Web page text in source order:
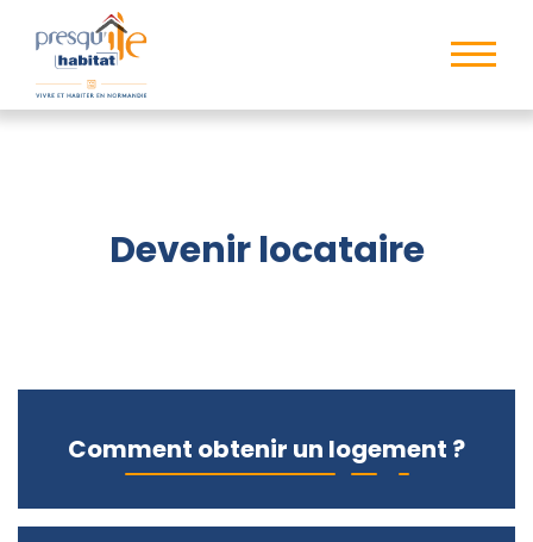
Devenir locataire
Comment obtenir un logement ?